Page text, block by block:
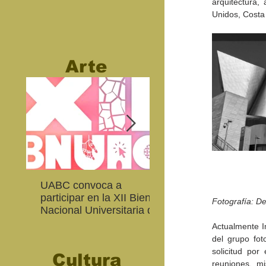
Unidos,
Fotografía:
Actualmente
del grupo
solicitud por
reuniones,
Arte
UABC convoca a
participar en la XII Bienal
Nacional Universitaria de
XIV Bienal de
Cultura